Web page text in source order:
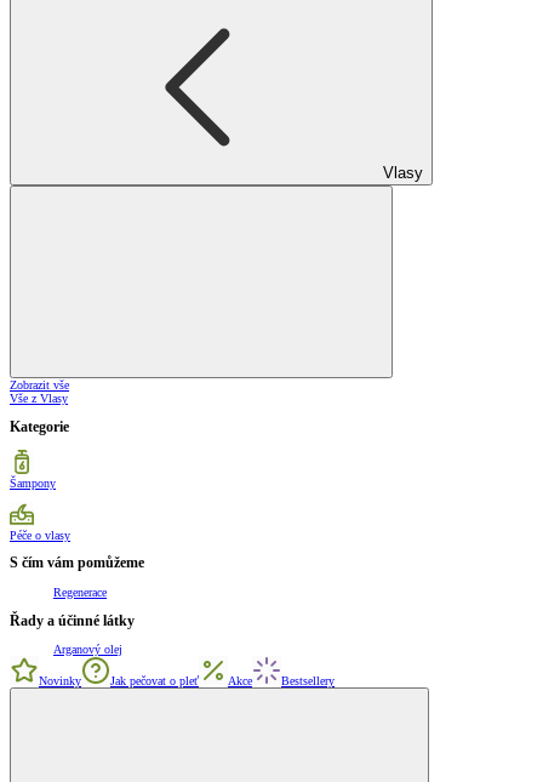
Vlasy
Zobrazit vše
Vše z Vlasy
Kategorie
Šampony
Péče o vlasy
S čím vám pomůžeme
Regenerace
Řady a účinné látky
Arganový olej
Novinky Jak pečovat o pleť Akce Bestsellery